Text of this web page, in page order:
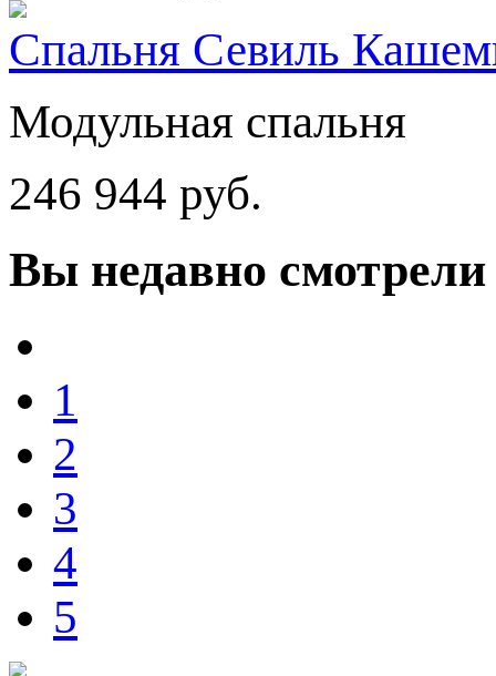
Спальня Севиль
Модульная спальня
246 944 руб.
Вы недавно смотрели
1
2
3
4
5